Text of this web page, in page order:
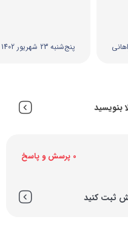
پنج‌شنبه 23 شهریور 1402
بنویسید
0 پرسش و پاسخ
ثبت کنید